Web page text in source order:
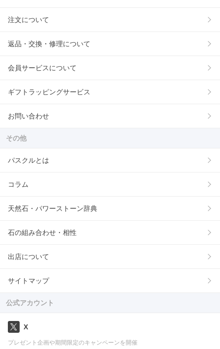
注文について
返品・交換・修理について
会員サービスについて
ギフトラッピングサービス
お問い合わせ
その他
パスクルとは
コラム
天然石・パワーストーン辞典
石の組み合わせ・相性
出店について
サイトマップ
公式アカウント
X
プレゼント企画や期間限定のキャンペーンを開催